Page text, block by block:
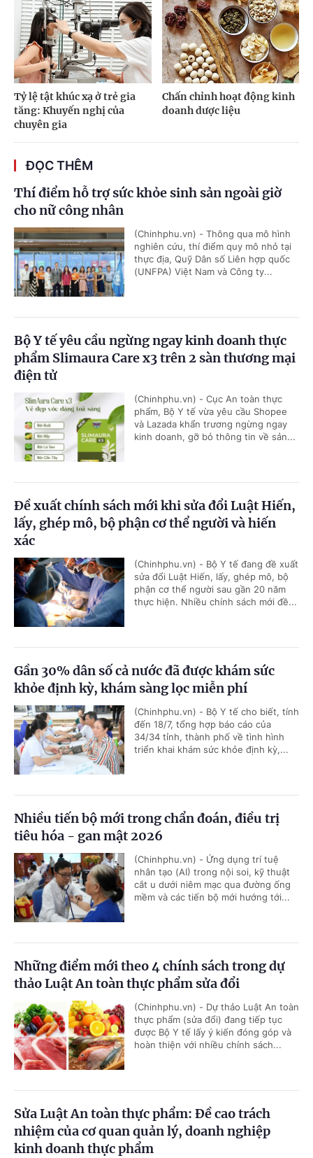
Tỷ lệ tật khúc xạ ở trẻ gia
tăng: Khuyến nghị của
chuyên gia
Chấn chỉnh hoạt động kinh
doanh dược liệu
ĐỌC THÊM
Thí điểm hỗ trợ sức khỏe sinh sản ngoài giờ
cho nữ công nhân
(Chinhphu.vn) - Thông qua mô hình
nghiên cứu, thí điểm quy mô nhỏ tại
thực địa, Quỹ Dân số Liên hợp quốc
(UNFPA) Việt Nam và Công ty...
Bộ Y tế yêu cầu ngừng ngay kinh doanh thực
phẩm Slimaura Care x3 trên 2 sàn thương mại
điện tử
(Chinhphu.vn) - Cục An toàn thực
phẩm, Bộ Y tế vừa yêu cầu Shopee
và Lazada khẩn trương ngừng ngay
kinh doanh, gỡ bỏ thông tin về sản...
Đề xuất chính sách mới khi sửa đổi Luật Hiến,
lấy, ghép mô, bộ phận cơ thể người và hiến
xác
(Chinhphu.vn) - Bộ Y tế đang đề xuất
sửa đổi Luật Hiến, lấy, ghép mô, bộ
phận cơ thể người sau gần 20 năm
thực hiện. Nhiều chính sách mới đề...
Gần 30% dân số cả nước đã được khám sức
khỏe định kỳ, khám sàng lọc miễn phí
(Chinhphu.vn) - Bộ Y tế cho biết, tính
đến 18/7, tổng hợp báo cáo của
34/34 tỉnh, thành phố về tình hình
triển khai khám sức khỏe định kỳ,...
Nhiều tiến bộ mới trong chẩn đoán, điều trị
tiêu hóa - gan mật 2026
(Chinhphu.vn) - Ứng dụng trí tuệ
nhân tạo (AI) trong nội soi, kỹ thuật
cắt u dưới niêm mạc qua đường ống
mềm và các tiến bộ mới hướng tới...
Những điểm mới theo 4 chính sách trong dự
thảo Luật An toàn thực phẩm sửa đổi
(Chinhphu.vn) - Dự thảo Luật An toàn
thực phẩm (sửa đổi) đang tiếp tục
được Bộ Y tế lấy ý kiến đóng góp và
hoàn thiện với nhiều chính sách...
Sửa Luật An toàn thực phẩm: Đề cao trách
nhiệm của cơ quan quản lý, doanh nghiệp
kinh doanh thực phẩm